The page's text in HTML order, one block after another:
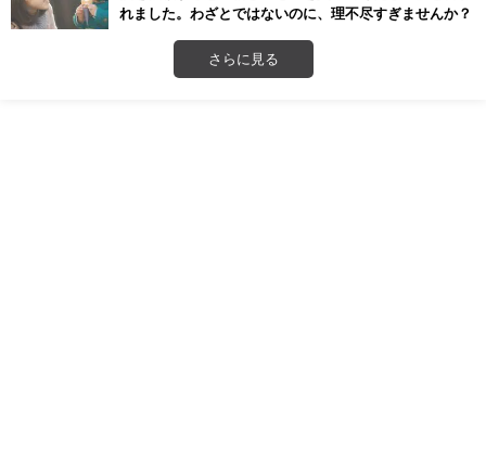
れました。わざとではないのに、理不尽すぎませんか？
さらに見る